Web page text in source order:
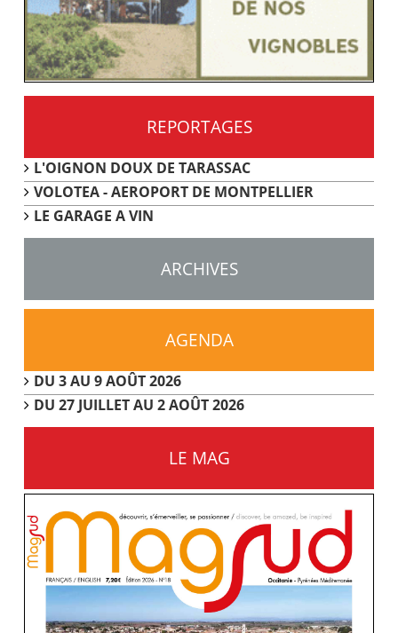
REPORTAGES
L'OIGNON DOUX DE TARASSAC
VOLOTEA - AEROPORT DE MONTPELLIER
LE GARAGE A VIN
ARCHIVES
AGENDA
DU 3 AU 9 AOÛT 2026
DU 27 JUILLET AU 2 AOÛT 2026
LE MAG